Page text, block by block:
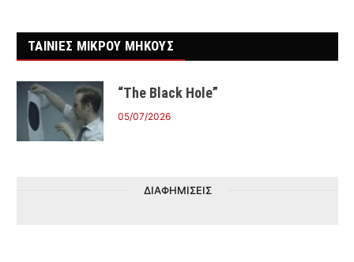
ΤΑΙΝΙΕΣ ΜΙΚΡΟΥ ΜΗΚΟΥΣ
“The Black Hole”
05/07/2026
ΔΙΑΦΗΜΙΣΕΙΣ